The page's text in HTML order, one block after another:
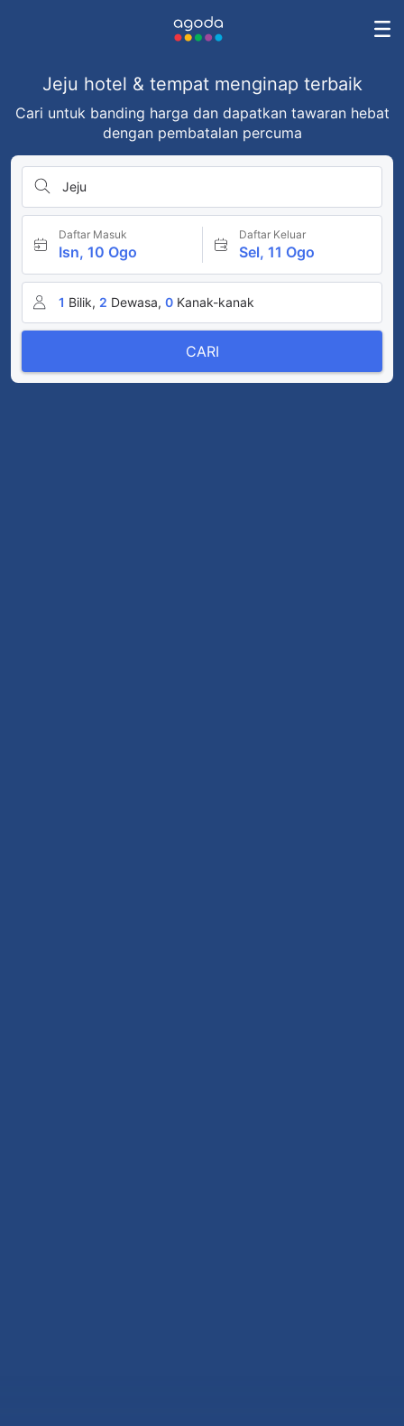
Jeju hotel & tempat menginap terbaik
Cari untuk banding harga dan dapatkan tawaran hebat
dengan pembatalan percuma
Jeju
Daftar Masuk
Isn, 10 Ogo
Daftar Keluar
Sel, 11 Ogo
1 Bilik, 2 Dewasa, 0 Kanak-kanak
CARI